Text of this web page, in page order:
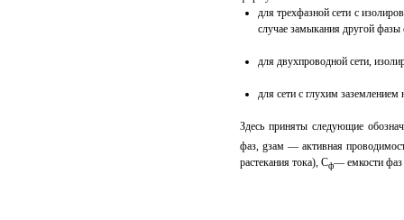
для трехфазной сети с
случае замыкания другой фазы
для двухпроводной сети,
для сети с глухим заземлением
Здесь приняты следующие
фаз, gзам — активная
растекания тока), Cф— емкости фаз